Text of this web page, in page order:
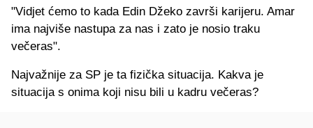
"Vidjet ćemo to kada Edin Džeko završi karijeru. Amar
ima najviše nastupa za nas i zato je nosio traku
večeras".
Najvažnije za SP je ta fizička situacija. Kakva je
situacija s onima koji nisu bili u kadru večeras?